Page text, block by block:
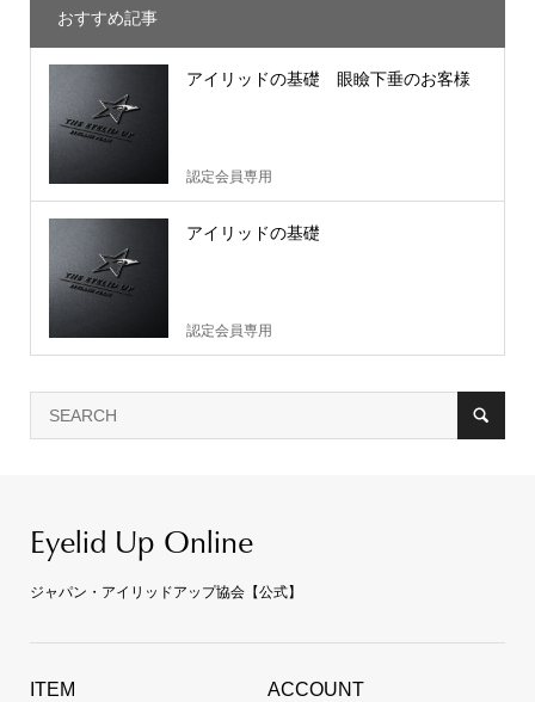
おすすめ記事
アイリッドの基礎 眼瞼下垂のお客様
認定会員専用
アイリッドの基礎
認定会員専用
Eyelid Up Online
ジャパン・アイリッドアップ協会【公式】
ITEM ACCOUNT